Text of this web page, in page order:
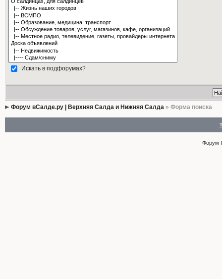
Искать в подфорумах?
Форум вСалде.ру | Верхняя Салда и Нижняя Салда» Форма поиска
Форум